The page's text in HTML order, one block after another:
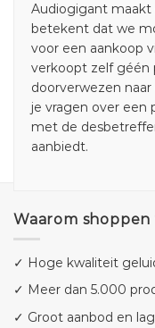
Audiogigant maakt
betekent dat we
voor een aankoop
verkoopt zelf géén
doorverwezen
je vragen over een
met de
aanbiedt.
Waarom shoppen
✓ Hoge kwaliteit
✓ Meer dan 5.000
✓ Groot aanbod en